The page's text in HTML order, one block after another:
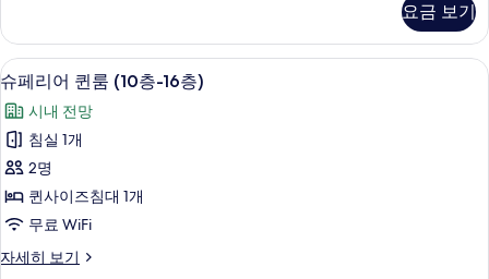
진
모
두
보
기
더
블
룸
(10F-
16F)
자
세
히
보
기
요금 보기
슈
페
리
어
퀸
룸
(10
층-16
객실 내 금고, 책상, 노트북 작업 공간,
6
슈페리어 퀸룸 (10층-16층)
시내 전망
침실 1개
2명
퀸사이즈침대 1개
무료 WiFi
자세히 보기
슈